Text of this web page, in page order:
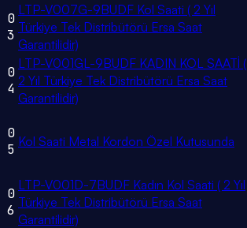
0
3
LTP-V007G-9BUDF Kol Saati ( 2 Yıl
Türkiye Tek Distribütörü Ersa Saat
Garantilidir)
0
4
LTP-V001GL-9BUDF KADIN KOL SAATİ (
2 Yıl Türkiye Tek Distribütörü Ersa Saat
Garantilidir)
0
5 Kol Saati Metal Kordon Özel Kutusunda
0
6
LTP-V001D-7BUDF Kadın Kol Saati ( 2 Yıl
Türkiye Tek Distribütörü Ersa Saat
Garantilidir)